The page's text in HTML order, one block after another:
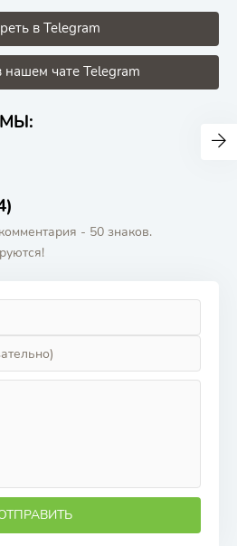
в Telegram
нашем чате Telegram
- 50 знаков.